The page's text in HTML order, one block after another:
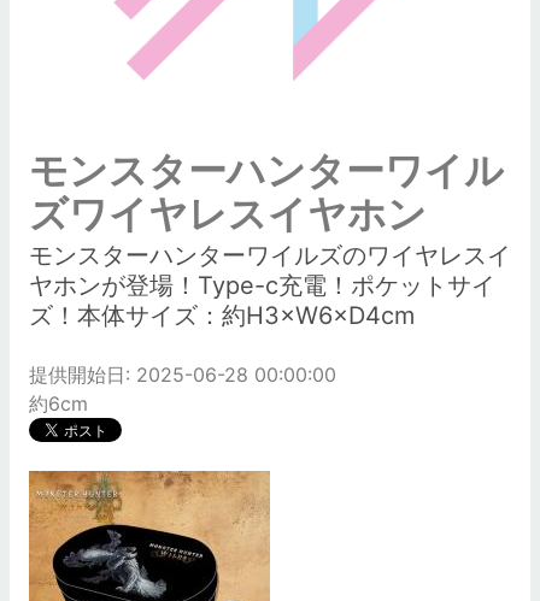
モンスターハンターワイル
ズワイヤレスイヤホン
モンスターハンターワイルズのワイヤレスイ
ヤホンが登場！Type-c充電！ポケットサイ
ズ！本体サイズ：約H3×W6×D4cm
提供開始日: 2025-06-28 00:00:00
約6cm